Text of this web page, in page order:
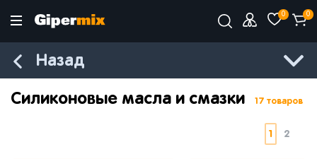
0 0
Назад
Силиконовые масла и смазки 17 товаров
1 2